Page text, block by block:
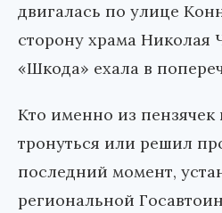
двигалась по улице
сторону храма Николая
«Шкода» ехала в
Кто именно из пензячек
тронуться или решил
последний момент,
региональной